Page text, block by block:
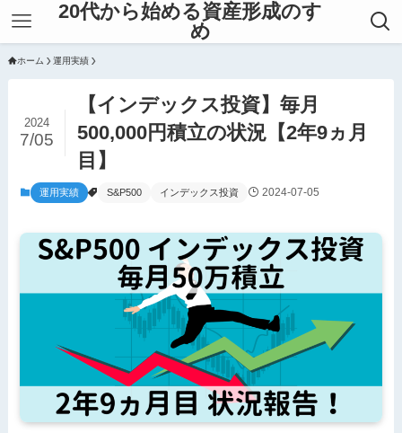
20代から始める資産形成のすゝ
め
ホーム 運用実績
【インデックス投資】毎月
500,000円積立の状況【2年9ヵ月
目】
2024
7/05
運用実績 S&P500 インデックス投資 2024-07-05